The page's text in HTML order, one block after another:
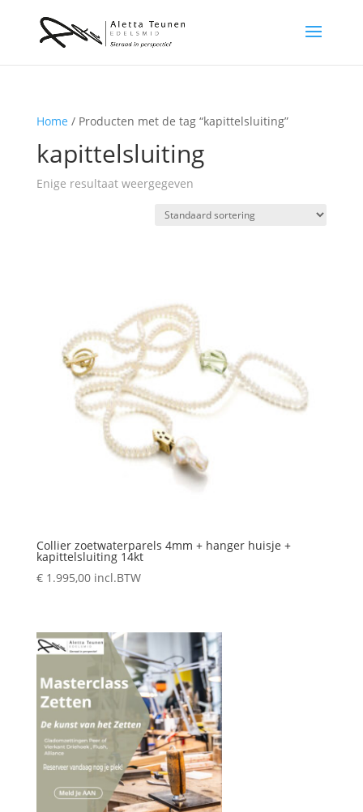
Home / Producten met de tag “kapittelsluiting”
kapittelsluiting
Enige resultaat weergegeven
Collier zoetwaterparels 4mm + hanger huisje +
kapittelsluiting 14kt
€1.995,00 incl.BTW